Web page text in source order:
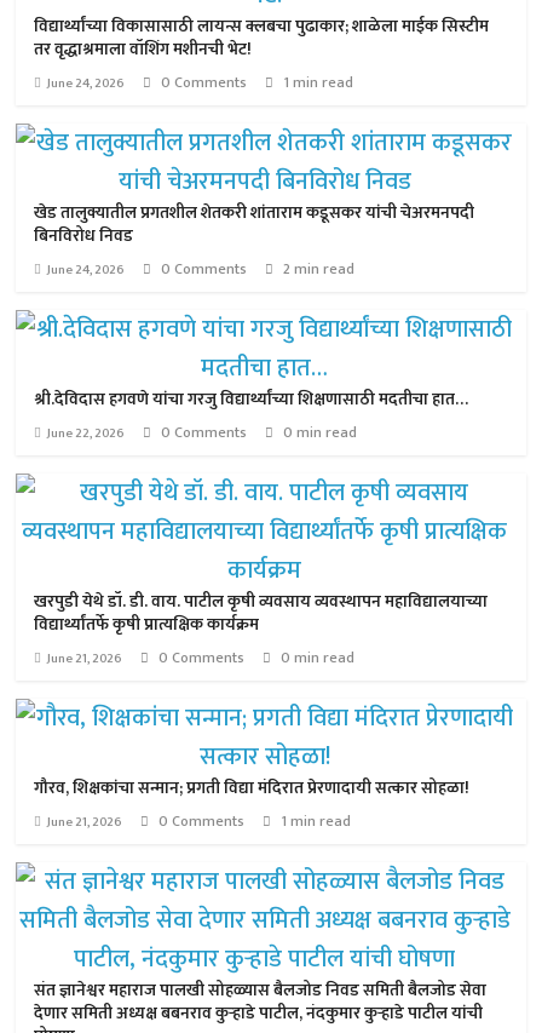
विद्यार्थ्यांच्या विकासासाठी लायन्स क्लबचा पुढाकार; शाळेला माईक सिस्टीम
तर वृद्धाश्रमाला वॉशिंग मशीनची भेट!
June 24, 2026 0 Comments 1 min read
खेड तालुक्यातील प्रगतशील शेतकरी शांताराम कडूसकर यांची चेअरमनपदी
बिनविरोध निवड
June 24, 2026 0 Comments 2 min read
श्री.देविदास हगवणे यांचा गरजु विद्यार्थ्यांच्या शिक्षणासाठी मदतीचा हात…
June 22, 2026 0 Comments 0 min read
खरपुडी येथे डॉ. डी. वाय. पाटील कृषी व्यवसाय व्यवस्थापन महाविद्यालयाच्या
विद्यार्थ्यांतर्फे कृषी प्रात्यक्षिक कार्यक्रम
June 21, 2026 0 Comments 0 min read
गौरव, शिक्षकांचा सन्मान; प्रगती विद्या मंदिरात प्रेरणादायी सत्कार सोहळा!
June 21, 2026 0 Comments 1 min read
संत ज्ञानेश्वर महाराज पालखी सोहळ्यास बैलजोड निवड समिती बैलजोड सेवा
देणार समिती अध्यक्ष बबनराव कुऱ्हाडे पाटील, नंदकुमार कुऱ्हाडे पाटील यांची